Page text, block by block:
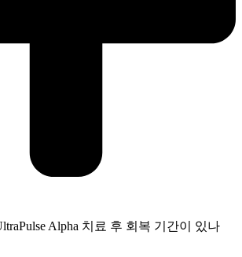
Alpha 치료 후 회복 기간이 있나